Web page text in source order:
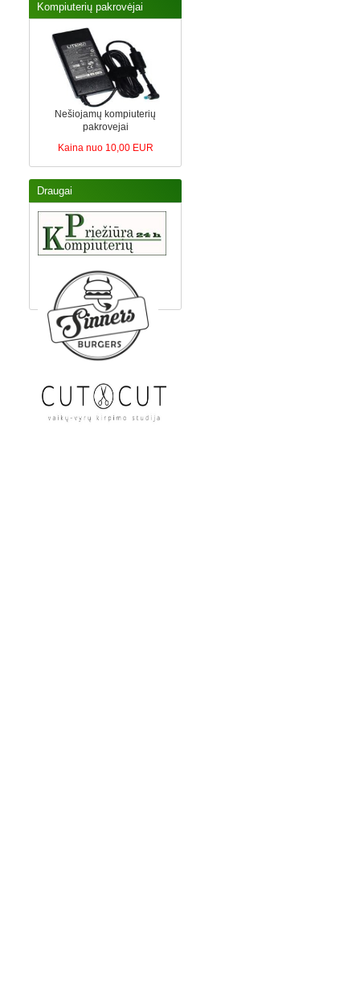
Kompiuterių pakrovėjai
Nešiojamų kompiuterių
pakrovejai
Kaina nuo 10,00 EUR
Draugai